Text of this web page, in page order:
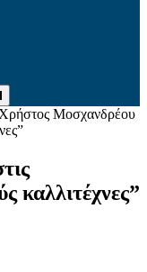
Μοσχανδρέου
καλλιτέχνες”